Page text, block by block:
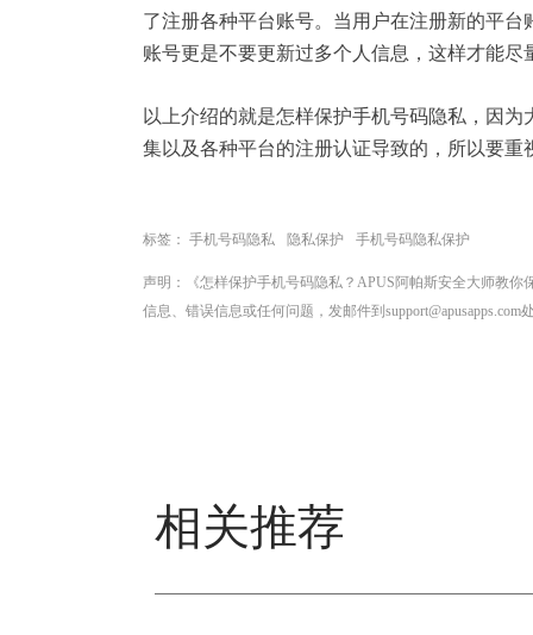
了注册各种平台账号。当用户在注册新的平
账号更是不要更新过多个人信息，这样才能尽
以上介绍的就是怎样保护手机号码隐私，因
集以及各种平台的注册认证导致的，所以要
标签： 手机号码隐私 隐私保护 手机号码隐私保护
声明：《怎样保护手机号码隐私？APUS阿帕斯安全大师教
信息、错误信息或任何问题，发邮件到support@apusapps.com
相关推荐